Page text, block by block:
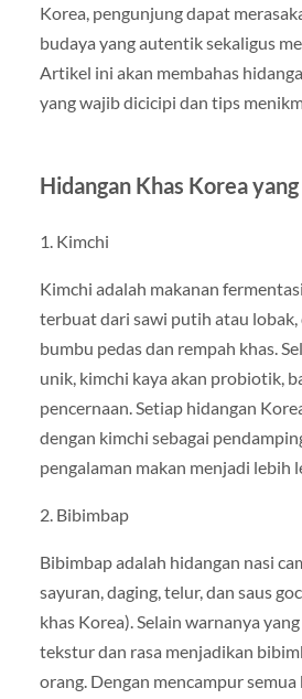
Korea, pengunjung dapat
budaya yang autentik sekaligus
Artikel ini akan membahas
yang wajib dicicipi dan tips
Hidangan Khas Korea
1. Kimchi
Kimchi adalah makanan
terbuat dari sawi putih atau lobak,
bumbu pedas dan rempah khas.
unik, kimchi kaya akan probiotik,
pencernaan. Setiap hidangan
dengan kimchi sebagai
pengalaman makan menjadi lebih
2. Bibimbap
Bibimbap adalah hidangan nasi
sayuran, daging, telur, dan saus
khas Korea). Selain warnanya
tekstur dan rasa menjadikan
orang. Dengan mencampur